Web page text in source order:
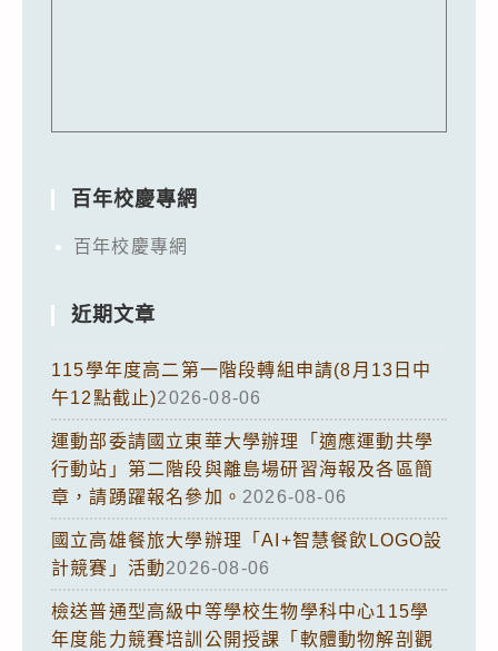
百年校慶專網
百年校慶專網
近期文章
115學年度高二第一階段轉組申請(8月13日中
午12點截止)2026-08-06
運動部委請國立東華大學辦理「適應運動共學
行動站」第二階段與離島場研習海報及各區簡
章，請踴躍報名參加。 2026-08-06
國立高雄餐旅大學辦理「AI+智慧餐飲LOGO設
計競賽」活動2026-08-06
檢送普通型高級中等學校生物學科中心115學
年度能力競賽培訓公開授課「軟體動物解剖觀